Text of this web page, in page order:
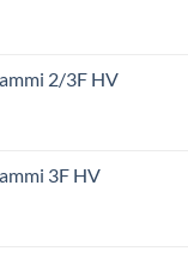
2/3F HV
3F HV